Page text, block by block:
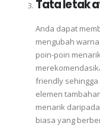
Tata letak
Anda dapat
mengubah
poin-poin
friendly
elemen
menarik
biasa yang